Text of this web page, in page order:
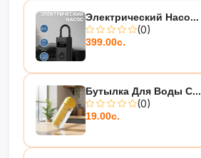
Электрический Насо...
(0)
399.00с.
Бутылка Для Воды С...
(0)
19.00с.